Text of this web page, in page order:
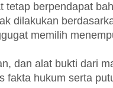
tetap berpendapat
dilakukan
memilih
dan alat bukti dari
fakta hukum serta